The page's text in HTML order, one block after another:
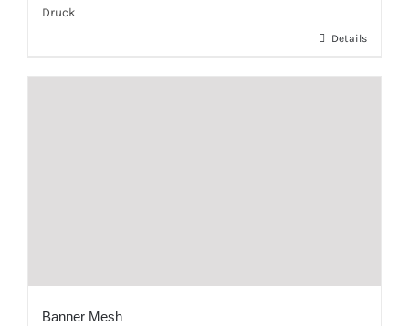
Druck
Details
Banner Mesh